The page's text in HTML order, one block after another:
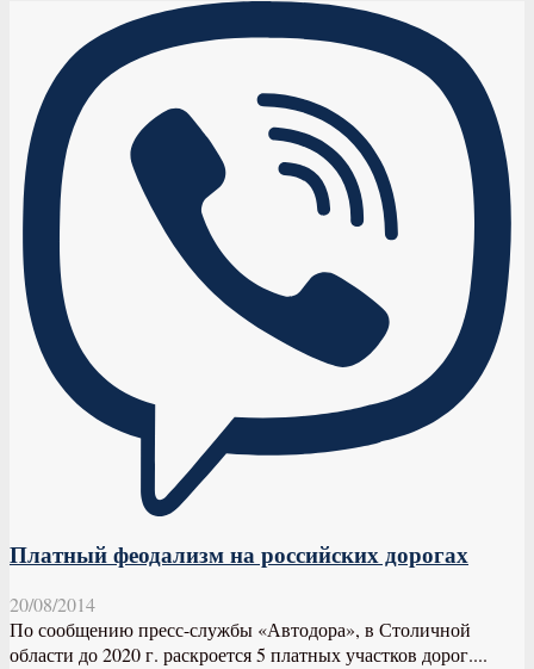
Платный феодализм на российских дорогах
20/08/2014
По сообщению пресс-службы «Автодора», в Столичной
области до 2020 г. раскроется 5 платных участков дорог....